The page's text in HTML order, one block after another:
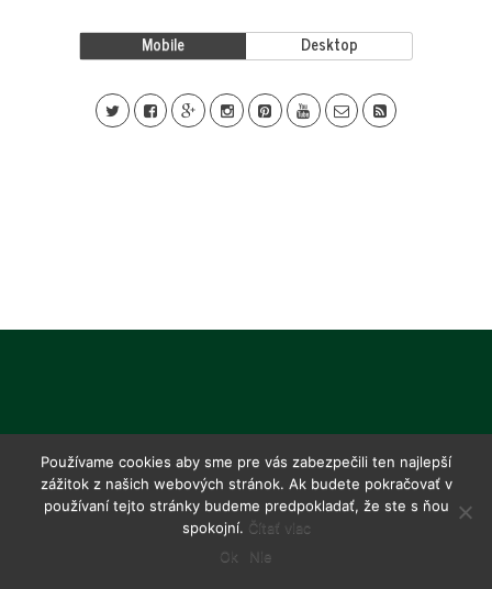
Mobile Desktop
Používame cookies aby sme pre vás zabezpečili ten najlepší
zážitok z našich webových stránok. Ak budete pokračovať v
používaní tejto stránky budeme predpokladať, že ste s ňou
spokojní. Čítať viac
Ok
Nie